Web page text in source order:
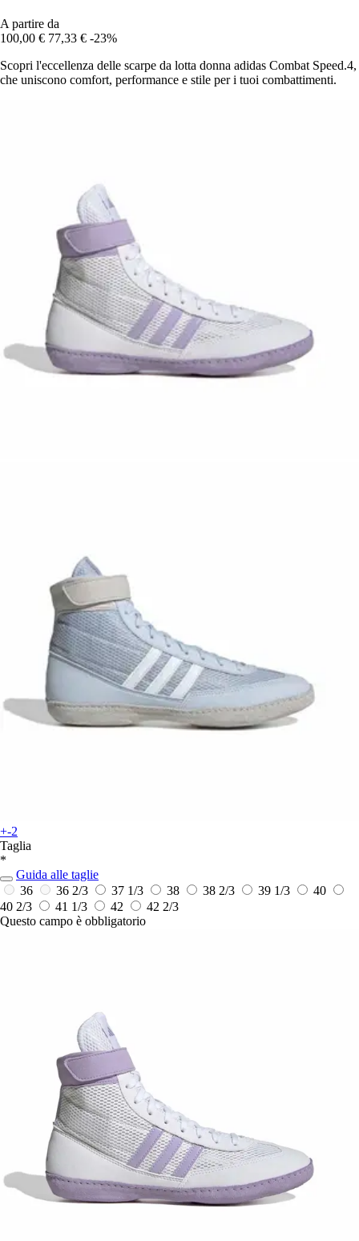
A partire da
100,00 € 77,33 € -23%
Scopri l'eccellenza delle scarpe da lotta donna adidas Combat Speed.4,
che uniscono comfort, performance e stile per i tuoi combattimenti.
+-2
Taglia
*
Guida alle taglie
36
36 2/3 37 1/3 38 38 2/3 39 1/3
40
40 2/3
41 1/3 42
42 2/3
Questo campo è obbligatorio